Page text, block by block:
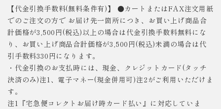
【代金引換手数料(無料条件有)】 ●カートまたはFAX注文用紙
でのご注文の方で お届け先一箇所につき、お買い上げ商品合
計価格が3,500円(税込)以上の場合は代金引換手数料無料にな
り、お買い上げ商品合計価格が3,500円(税込)未満の場合は代
引手数料330円になります。
・代金引換のお支払時には、現金、クレジットカード(タッチ
決済のみ)注1、電子マネー(現金併用可)注2がご利用いただけま
す。
注1『宅急便コレクトお届け時カード払い』に対応していま